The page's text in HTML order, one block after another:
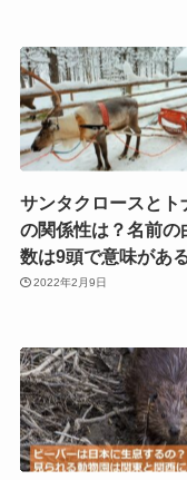
サンタクロースとト
の関係性は？名前の
数は9頭で意味があ
2022年2月9日